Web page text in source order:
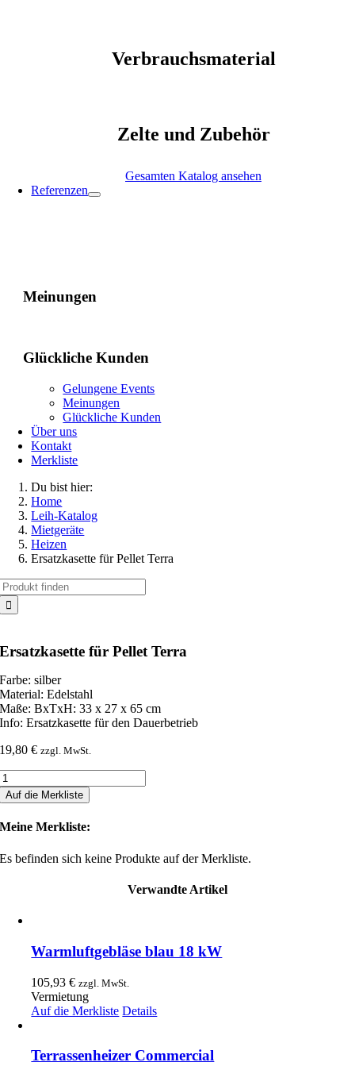
Verbrauchsmaterial
Zelte und Zubehör
Gesamten Katalog ansehen
Referenzen
Meinungen
Glückliche Kunden
Gelungene Events
Meinungen
Glückliche Kunden
Über uns
Kontakt
Merkliste
Du bist hier:
Home
Leih-Katalog
Mietgeräte
Heizen
Ersatzkasette für Pellet Terra
Ersatzkasette für Pellet Terra
Farbe: silber
Material: Edelstahl
Maße: BxTxH: 33 x 27 x 65 cm
Info: Ersatzkasette für den Dauerbetrieb
19,80€ zzgl. MwSt.
Auf die Merkliste
Meine Merkliste:
Es befinden sich keine Produkte auf der Merkliste.
Verwandte Artikel
Warmluftgebläse blau 18 kW
105,93€ zzgl. MwSt.
Vermietung
Auf die Merkliste Details
Terrassenheizer Commercial